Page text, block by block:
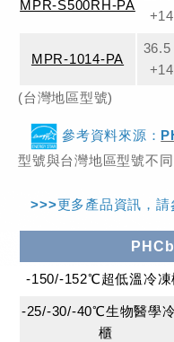
MPR-S500RH-PA
MPR-1014-PA
(台灣地區型號)
參考資料來源：
型號與台灣地區型號不
>>>更多產品資訊，請
-150/-152℃超低溫冷凍
-25/-30/-40℃生物醫學
櫃